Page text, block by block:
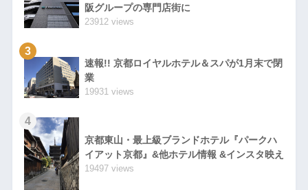
阪グループの専門店街に
23912 views
3
速報!! 京都ロイヤルホテル＆スパが1月末で閉
業
19931 views
4
京都東山・最上級ブランドホテル『パークハ
イアット京都』&他ホテル情報 &インスタ映え
19497 views